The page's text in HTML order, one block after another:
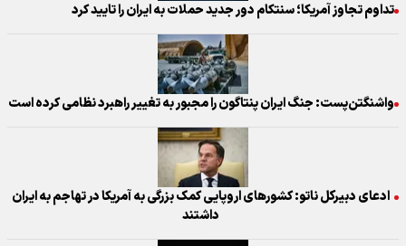
تداوم تجاوز آمریکا؛ سنتکام دور جدید حملات به ایران را تایید کرد
واشنگتن‌پست: جنگ ایران پنتاگون را مجبور به تغییر راهبرد نظامی کرده است
ادعای دبیرکل ناتو: کشورهای اروپایی کمک بزرگی به آمریکا در تهاجم به ایران
داشتند